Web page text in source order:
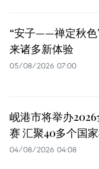
“安子——禅定秋色
来诸多新体验
05/08/2026 07:00
岘港市将举办
赛 汇聚40多个国
04/08/2026 04:08